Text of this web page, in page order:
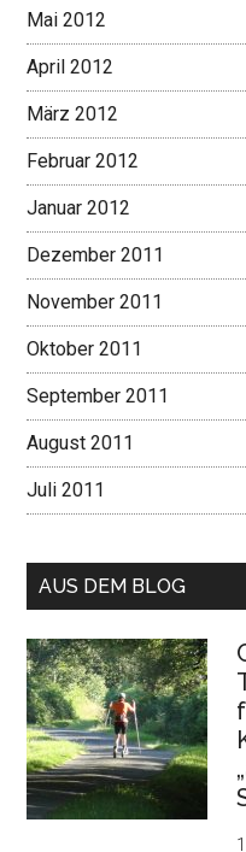
Mai 2012
April 2012
März 2012
Februar 2012
Januar 2012
Dezember 2011
November 2011
Oktober 2011
September 2011
August 2011
Juli 2011
AUS DEM BLOG